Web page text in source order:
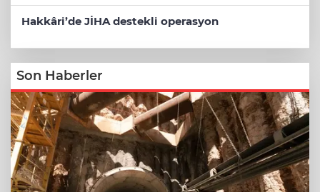
Hakkâri’de JİHA destekli operasyon
Son Haberler